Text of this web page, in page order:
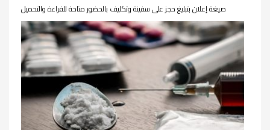
صيغة إعلان بتبليغ حجز على سفينة وتكليف بالحضور متاحة للقراءة والتحميل